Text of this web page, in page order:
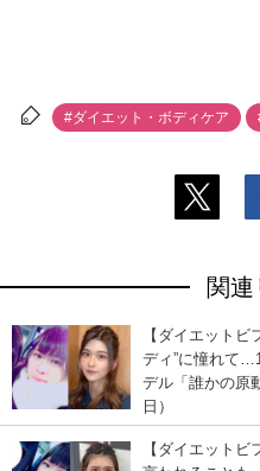
#ダイエット・ボディケア
関連
【ダイエット
ディ”に憧れて
デル「誰かの原
日）
【ダイエット